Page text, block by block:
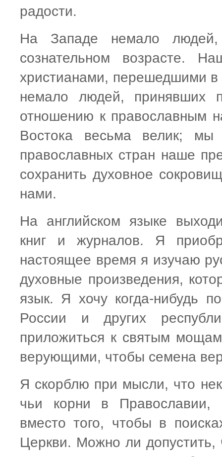
радости.
На Западе немало
сознательном возрасте.
христианами, перешедшими в
немало людей, принявших
отношению к православным
Востока весьма велик;
православных стран наше
сохранить духовное
нами.
На английском языке
книг и журналов. Я
настоящее время я изучаю
духовные произведения,
язык. Я хочу когда-нибудь
России и других
приложиться к святым
верующими, чтобы семена
Я скорблю при мысли, что
чьи корни в Православии,
вместо того, чтобы в
Церкви. Можно ли